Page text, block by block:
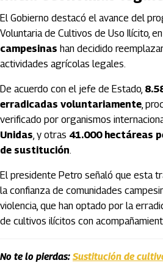
El Gobierno destacó el avance del
Voluntaria de Cultivos de Uso Ilícito,
campesinas han decidido
actividades agrícolas legales.
De acuerdo con el jefe de Estado,
erradicadas voluntariamente,
verificado por organismos
Unidas, y otras 41.000 hectáreas
de sustitución.
El presidente Petro señaló que esta
la confianza de comunidades
violencia, que han optado por la
de cultivos ilícitos con
No te lo pierdas: Sustitución de